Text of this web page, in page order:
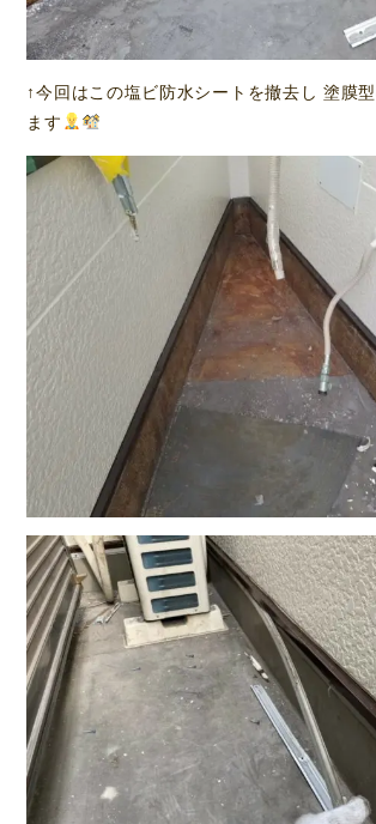
↑今回はこの塩ビ防水シートを撤去し 塗膜
ます